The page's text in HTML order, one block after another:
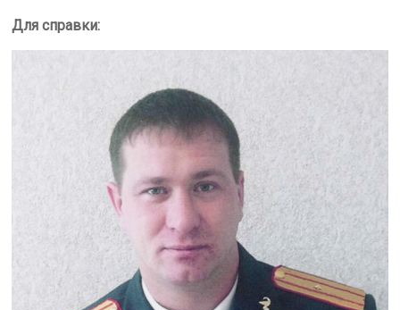
Для справки: